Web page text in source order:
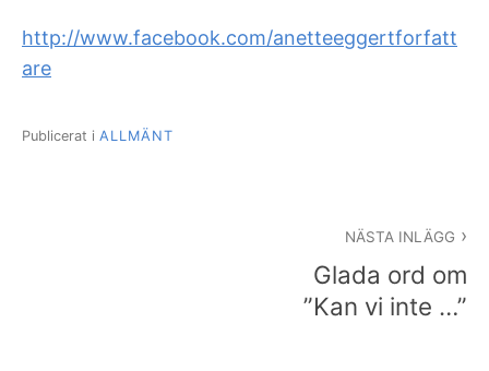
http://www.facebook.com/anetteeggertforfatt
are
Publicerat i ALLMÄNT
NÄSTA INLÄGG
Glada ord om
”Kan vi inte …”